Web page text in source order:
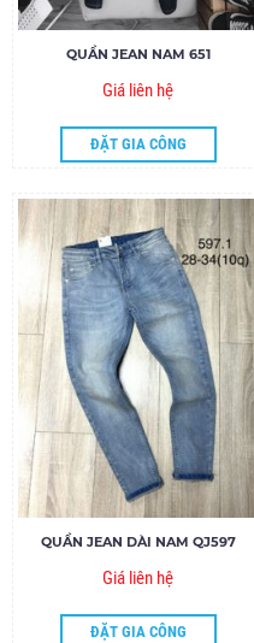
QUẦN JEAN NAM 651
Giá liên hệ
ĐẶT GIA CÔNG
QUẦN JEAN DÀI NAM QJ597
Giá liên hệ
ĐẶT GIA CÔNG